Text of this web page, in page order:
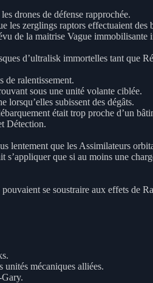
drones de défense rapprochée.
les zerglings raptors effectuaient des
de la maitrise Vague immobilisante
d’ultralisk immortelles tant que
de ralentissement.
sous une unité volante ciblée.
lorsqu’elles subissent des dégâts.
était trop proche d’un
Détection.
lentement que les Assimilateurs
que si au moins une
se soustraire aux effets de
mécaniques alliées.